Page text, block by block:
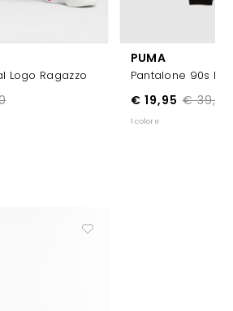
Logo Ragazzo
PUMA
Pantalone 90s
€ 39,99
€ 19,95
1 colore